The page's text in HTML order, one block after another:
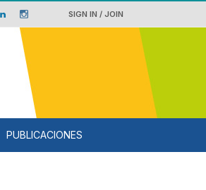
SIGN IN / JOIN
PUBLICACIONES